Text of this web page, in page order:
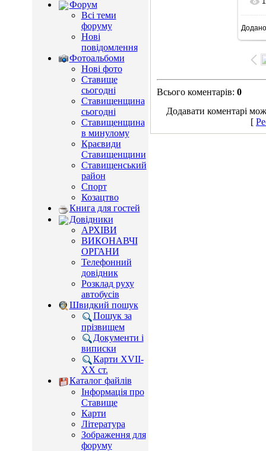
Форум
Всі теми
форуму
Нові
повідомлення
Фотоальбоми
Нові фото
Ставище
сьогодні
Ставищенщина
сьогодні
Ставищенщина
в минулому
Краєвиди
Ставищенщини
Ставищенський
район
Спорт
Козацтво
Книга для гостей
Довідники
АРХІВИ
ВИКОНАВЧІ
ОРГАНИ
Телефонний
довідник
Розклад руху
автобусів
Швидкий пошук
Пошук за
прізвищем
Документи і
виписки
Карти XVII-
XX ст.
Каталог файлів
Інформація про
Ставище
Карти
Література
Зображення для
форуму
Додано
Всього коментарів: 0
Додавати коментарі
[